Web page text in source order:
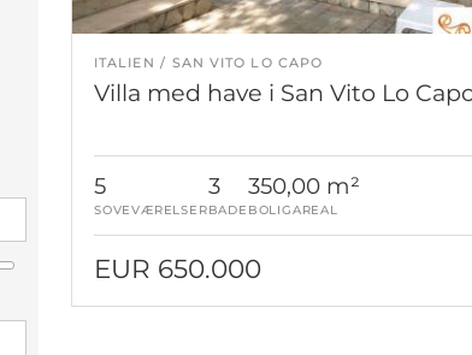
ITALIEN SAN VITO LO CAPO
Villa med have i San Vito Lo
5
SOVEVÆRELSER
3
BADE
350,00 m²
BOLIGAREAL
EUR 650.000